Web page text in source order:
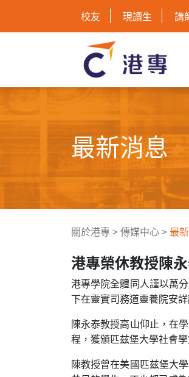
校友 現讀生 講
最新消息
關於港專>傳媒中心> 最
港專榮休教授陳
港專學院全體同人謹以萬
下在靈實司務道靈養院安
陳永泰教授高山仰止，在
程，獲頒匹兹堡大學社會
陳教授曾在美國匹兹堡大